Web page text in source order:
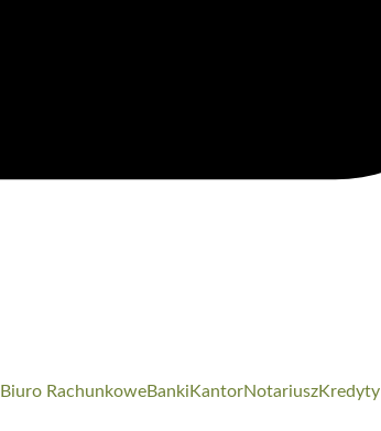
Biuro RachunkoweBankiKantorNotariuszKredyty